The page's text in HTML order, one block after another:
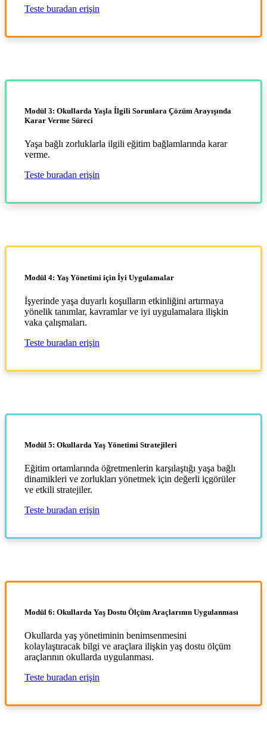
Teste buradan erişin
Modül 3: Okullarda Yaşla İlgili Sorunlara Çözüm Arayışında
Karar Verme Süreci
Yaşa bağlı zorluklarla ilgili eğitim bağlamlarında karar
verme.
Teste buradan erişin
Modül 4: Yaş Yönetimi için İyi Uygulamalar
İşyerinde yaşa duyarlı koşulların etkinliğini artırmaya
yönelik tanımlar, kavramlar ve iyi uygulamalara ilişkin
vaka çalışmaları.
Teste buradan erişin
Modül 5: Okullarda Yaş Yönetimi Stratejileri
Eğitim ortamlarında öğretmenlerin karşılaştığı yaşa bağlı
dinamikleri ve zorlukları yönetmek için değerli içgörüler
ve etkili stratejiler.
Teste buradan erişin
Modül 6: Okullarda Yaş Dostu Ölçüm Araçlarının Uygulanması
Okullarda yaş yönetiminin benimsenmesini
kolaylaştıracak bilgi ve araçlara ilişkin yaş dostu ölçüm
araçlarının okullarda uygulanması.
Teste buradan erişin